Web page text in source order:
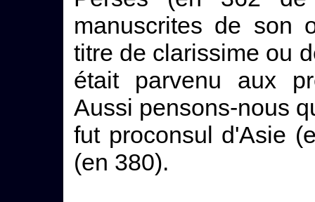
manuscrites de son
titre de clarissime ou
était parvenu aux
Aussi pensons-nous
fut proconsul d'Asie
(en 380).